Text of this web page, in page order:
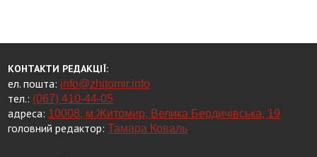
КОНТАКТИ РЕДАКЦІЇ:
ел. пошта: info@zhitomir.info
тел.: (067) 410-44-05
адреса: 10008, м.Житомир, Велика Бердичівська, 19
головний редактор:Тамара Коваль